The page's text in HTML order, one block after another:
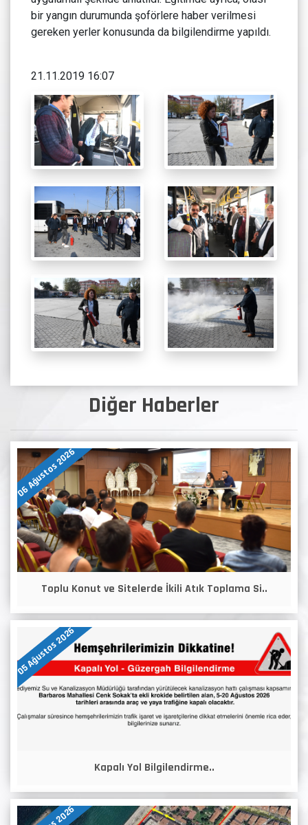
Diğer Haberler
06 Ağustos 2026
Toplu Konut ve Sitelerde İkili Atık Toplama Si..
05 Ağustos 2026
Kapalı Yol Bilgilendirme..
bir yangın durumunda şoförlere haber verilmesi
gereken yerler konusunda da bilgilendirme yapıldı.
21.11.2019 16:07